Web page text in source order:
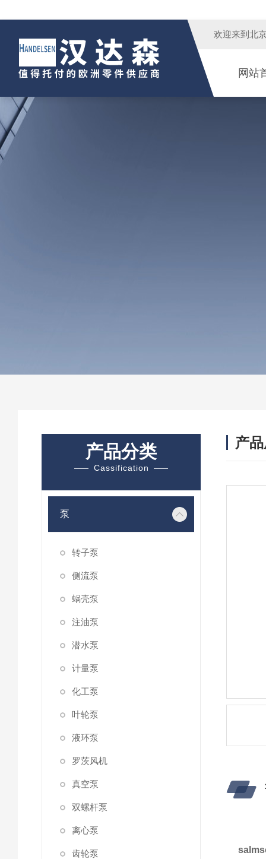
欢迎来到 北
网站
产品分类
Cassification
泵
转子泵
侧流泵
蜗壳泵
注油泵
潜水泵
计量泵
化工泵
叶轮泵
液环泵
罗茨风机
真空泵
双螺杆泵
离心泵
齿轮泵
产